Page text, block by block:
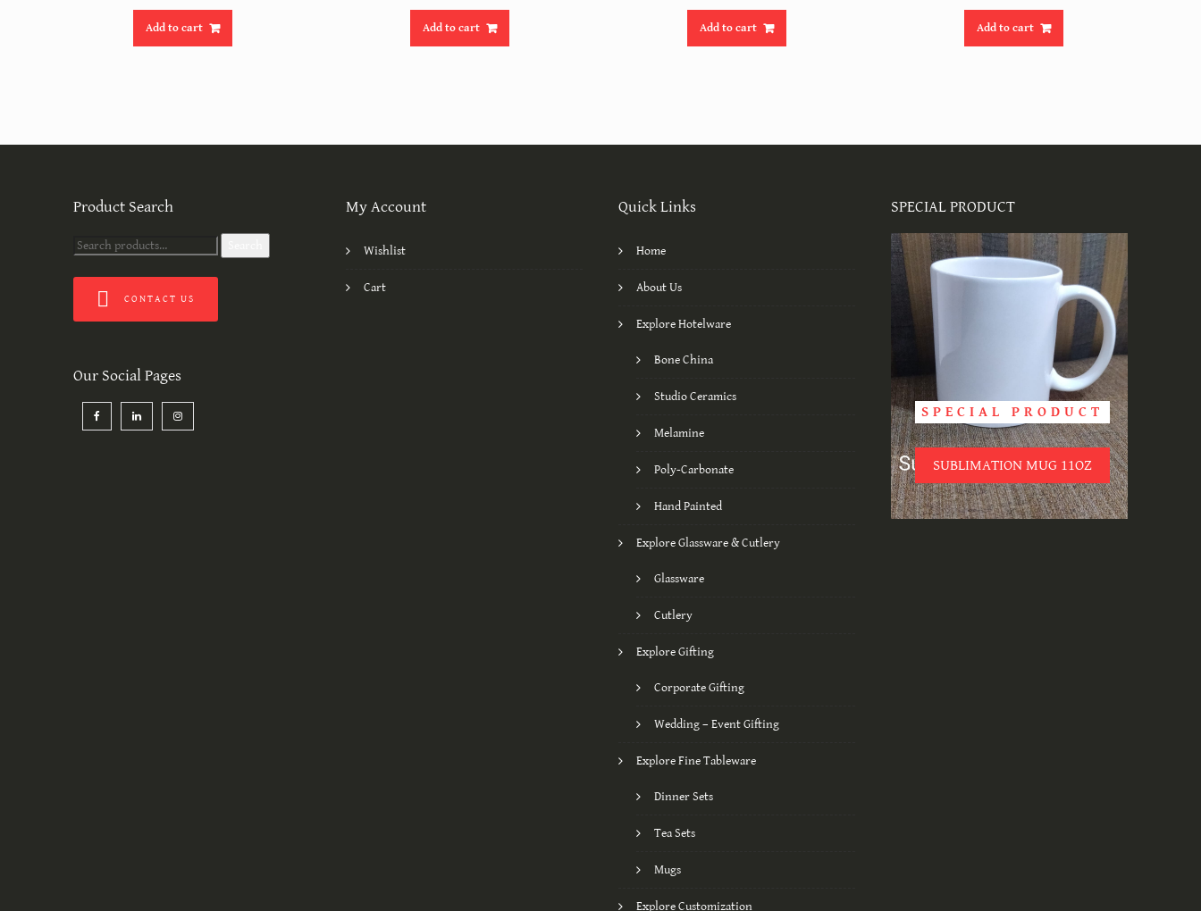
Add to cart Add to cart Add to cart Add to cart
Product Search
Search
CONTACT US
Our Social Pages
My Account
Wishlist
Cart
Quick Links
Home
About Us
Explore Hotelware
Bone China
Studio Ceramics
Melamine
Poly-Carbonate
Hand Painted
Explore Glassware & Cutlery
Glassware
Cutlery
Explore Gifting
Corporate Gifting
Wedding – Event Gifting
Explore Fine Tableware
Dinner Sets
Tea Sets
Mugs
Explore Customization
SPECIAL PRODUCT
SPECIAL PRODUCT
SUBLIMATION MUG 11OZ